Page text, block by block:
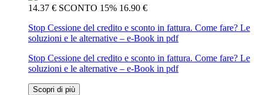
14.37 € SCONTO 15% 16.90 €
Stop Cessione del credito e sconto in fattura. Come fare? Le
soluzioni e le alternative – e-Book in pdf
Stop Cessione del credito e sconto in fattura. Come fare? Le
soluzioni e le alternative – e-Book in pdf
Scopri di più